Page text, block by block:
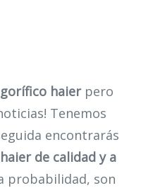
haierpero
Tenemos
encontrarás
de calidad y a
probabilidad, son